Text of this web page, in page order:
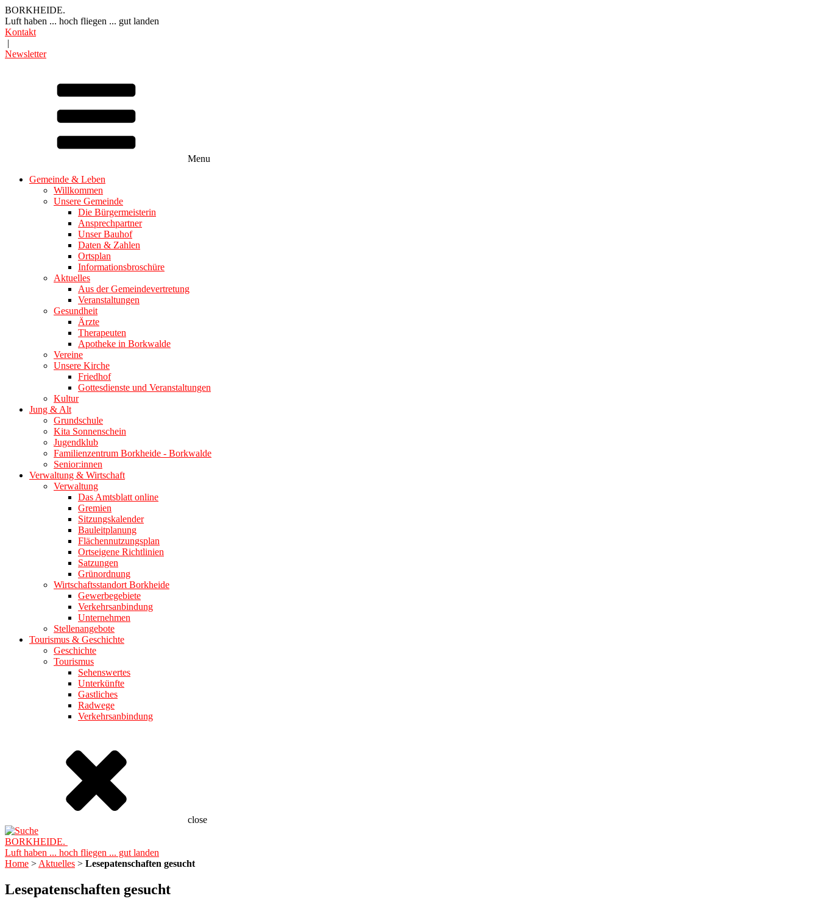
BORKHEIDE.
Luft haben ... hoch fliegen ... gut landen
Kontakt
|
Newsletter
Menu
Gemeinde & Leben
Willkommen
Unsere Gemeinde
Die Bürgermeisterin
Ansprechpartner
Unser Bauhof
Daten & Zahlen
Ortsplan
Informationsbroschüre
Aktuelles
Aus der Gemeindevertretung
Veranstaltungen
Gesundheit
Ärzte
Therapeuten
Apotheke in Borkwalde
Vereine
Unsere Kirche
Friedhof
Gottesdienste und Veranstaltungen
Kultur
Jung & Alt
Grundschule
Kita Sonnenschein
Jugendklub
Familienzentrum Borkheide - Borkwalde
Senior:innen
Verwaltung & Wirtschaft
Verwaltung
Das Amtsblatt online
Gremien
Sitzungskalender
Bauleitplanung
Flächennutzungsplan
Ortseigene Richtlinien
Satzungen
Grünordnung
Wirtschaftsstandort Borkheide
Gewerbegebiete
Verkehrsanbindung
Unternehmen
Stellenangebote
Tourismus & Geschichte
Geschichte
Tourismus
Sehenswertes
Unterkünfte
Gastliches
Radwege
Verkehrsanbindung
close
BORKHEIDE.
Luft haben ... hoch fliegen ... gut landen
Home > Aktuelles > Lesepatenschaften gesucht
Lesepatenschaften gesucht